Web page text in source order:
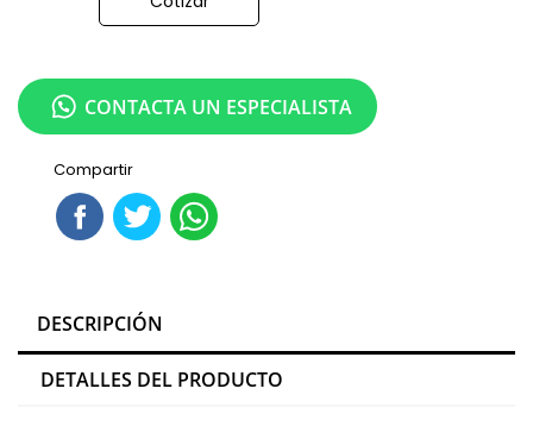
Compartir
CONTACTA UN ESPECIALISTA
DESCRIPCIÓN
DETALLES DEL PRODUCTO